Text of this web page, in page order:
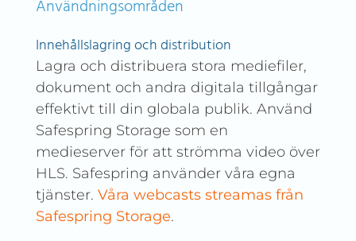
Användningsområden
Innehållslagring och distribution
Lagra och distribuera stora mediefiler,
dokument och andra digitala tillgångar
effektivt till din globala publik. Använd
Safespring Storage som en
medieserver för att strömma video över
HLS. Safespring använder våra egna
tjänster. Våra webcasts streamas från
Safespring Storage.